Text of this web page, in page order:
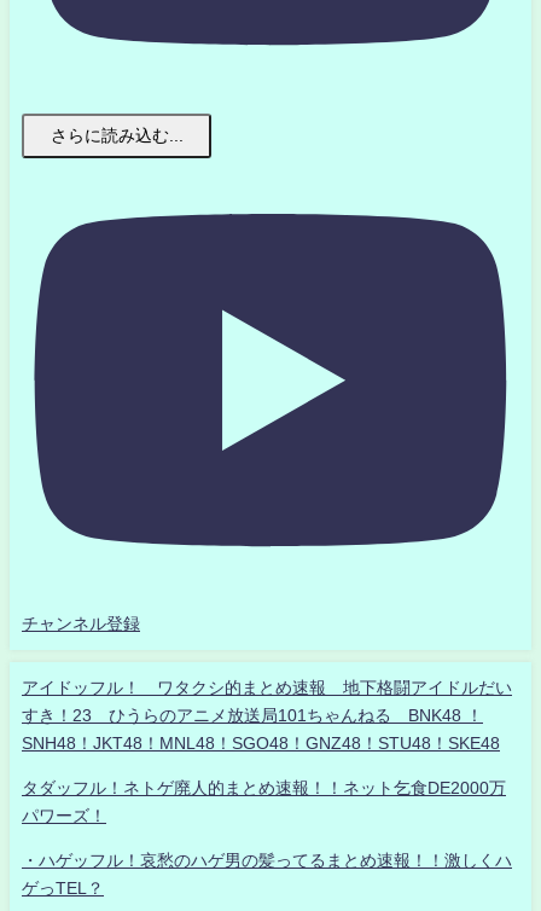
さらに読み込む...
チャンネル登録
アイドッフル！ ワタクシ的まとめ速報 地下格闘アイドルだい
すき！23 ひうらのアニメ放送局101ちゃんねる BNK48 ！
SNH48！JKT48！MNL48！SGO48！GNZ48！STU48！SKE48
タダッフル！ネトゲ廃人的まとめ速報！！ネット乞食DE2000万
パワーズ！
・ハゲッフル！哀愁のハゲ男の髪ってるまとめ速報！！激しくハ
ゲっTEL？